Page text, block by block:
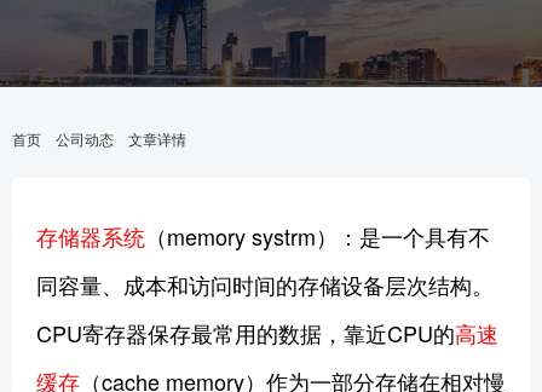
首页 公司动态 文章详情
存储器系统 （memory systrm）：是一个具有不
同容量、成本和访问时间的存储设备层次结构。
CPU寄存器保存最常用的数据，靠近CPU的高速
缓存 （cache memory）作为一部分存储在相对慢